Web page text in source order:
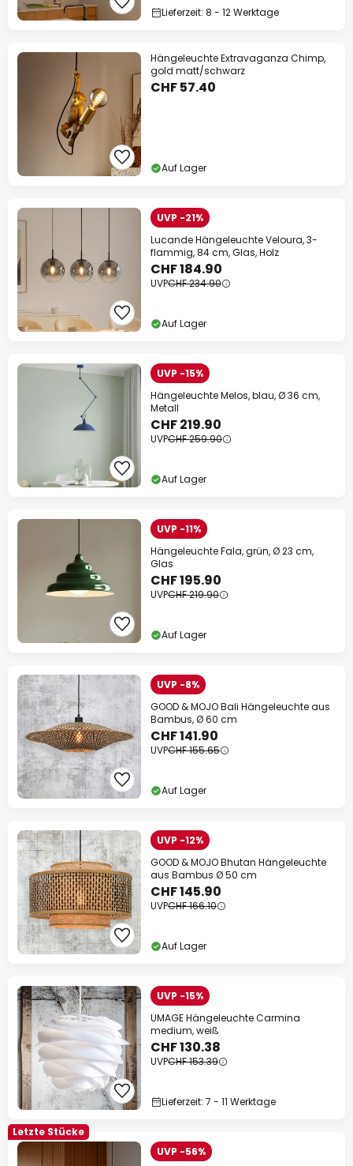
Lieferzeit: 8 - 12 Werktage
Hängeleuchte Extravaganza Chimp,
gold matt/schwarz
CHF 57.40
Auf Lager
UVP -21%
Lucande Hängeleuchte Veloura, 3-
flammig, 84 cm, Glas, Holz
CHF 184.90
UVPCHF 234.90
Auf Lager
UVP -15%
Hängeleuchte Melos, blau, Ø 36 cm,
Metall
CHF 219.90
UVPCHF 259.90
Auf Lager
UVP -11%
Hängeleuchte Fala, grün, Ø 23 cm,
Glas
CHF 195.90
UVPCHF 219.90
Auf Lager
UVP -8%
GOOD & MOJO Bali Hängeleuchte aus
Bambus, Ø 60 cm
CHF 141.90
UVPCHF 155.65
Auf Lager
UVP -12%
GOOD & MOJO Bhutan Hängeleuchte
aus Bambus Ø 50 cm
CHF 145.90
UVPCHF 166.10
Auf Lager
UVP -15%
UMAGE Hängeleuchte Carmina
medium, weiß
CHF 130.38
UVPCHF 153.39
Lieferzeit: 7 - 11 Werktage
Letzte Stücke
UVP -56%